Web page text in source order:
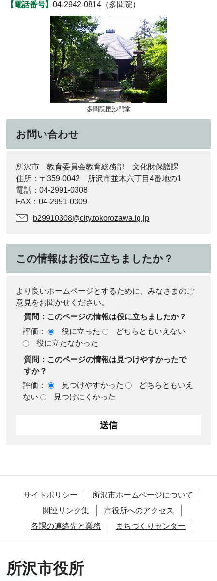
【電話番号】04-2942-0814（多聞院）
多聞院毘沙門堂
お問い合わせ
所沢市 教育委員会教育総務部 文化財保護課
住所：〒359-0042 所沢市並木六丁目4番地の1
電話：04-2991-0308
FAX：04-2991-0309
b29910308@city.tokorozawa.lg.jp
この情報はお役に立ちましたか？
より良いホームページとするために、みなさまのご
意見をお聞かせください。
質問：このページの情報は役に立ちましたか？
評価：
役に立った
どちらともいえない
役に立たなかった
質問：このページの情報は見つけやすかったで
すか？
評価：
見つけやすかった
どちらともいえ
ない
見つけにくかった
サイトポリシー
所沢市ホームページについて
関連リンク集
市役所へのアクセス
各課の連絡先と業務
まちづくりセンター
所沢市役所